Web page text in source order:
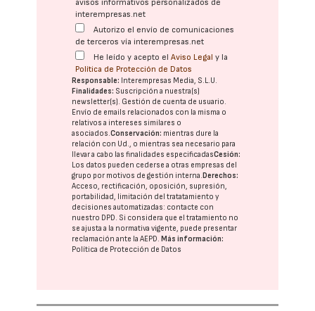
avisos informativos personalizados de
interempresas.net
Autorizo el envío de comunicaciones
de terceros vía interempresas.net
He leído y acepto elAviso Legal y la
Política de Protección de Datos
Responsable: Interempresas Media, S.L.U.
Finalidades: Suscripción a nuestra(s)
newsletter(s). Gestión de cuenta de usuario.
Envío de emails relacionados con la misma o
relativos a intereses similares o
asociados.Conservación: mientras dure la
relación con Ud., o mientras sea necesario para
llevar a cabo las finalidades especificadasCesión:
Los datos pueden cederse a otras empresas del
grupo por motivos de gestión interna.Derechos:
Acceso, rectificación, oposición, supresión,
portabilidad, limitación del tratatamiento y
decisiones automatizadas: contacte con
nuestro DPD. Si considera que el tratamiento no
se ajusta a la normativa vigente, puede presentar
reclamación ante laAEPD.Más información:
Política de Protección de Datos